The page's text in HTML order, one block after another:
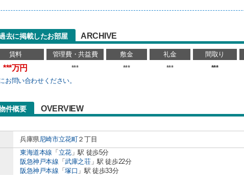
去に掲載したお部屋 ARCHIVE
賃料 管理費・共益費 敷金 礼金 間取り
***万円 *** *** *** ***
お問い合わせください。
件概要 OVERVIEW
兵庫県尼崎市立花町２丁目
東海道本線 「 立花」駅 徒歩5分
阪急神戸本線 「武庫之荘」駅 徒歩22分
阪急神戸本線 「塚口 」駅 徒歩33分